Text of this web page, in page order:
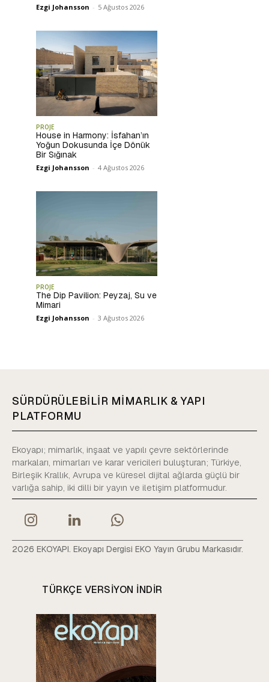
Ezgi Johansson - 5 Ağustos 2026
PROJE
House in Harmony: İsfahan’ın
Yoğun Dokusunda İçe Dönük
Bir Sığınak
Ezgi Johansson - 4 Ağustos 2026
PROJE
The Dip Pavilion: Peyzaj, Su ve
Mimari
Ezgi Johansson - 3 Ağustos 2026
SÜRDÜRÜLEBİLİR MİMARLIK & YAPI
PLATFORMU
Ekoyapı; mimarlık, inşaat ve yapılı çevre sektörlerinde
markaları, mimarları ve karar vericileri buluşturan; Türkiye,
Birleşik Krallık, Avrupa ve küresel dijital ağlarda güçlü bir
varlığa sahip, iki dilli bir yayın ve iletişim platformudur.
2026 EKOYAPI. Ekoyapı Dergisi EKO Yayın Grubu Markasıdır.
TÜRKÇE VERSIYON INDIR